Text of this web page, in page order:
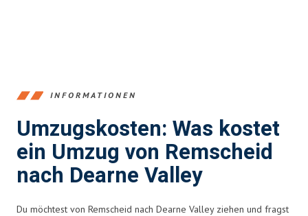
INFORMATIONEN
Umzugskosten: Was kostet
ein Umzug von Remscheid
nach Dearne Valley
Du möchtest von Remscheid nach Dearne Valley ziehen und fragst